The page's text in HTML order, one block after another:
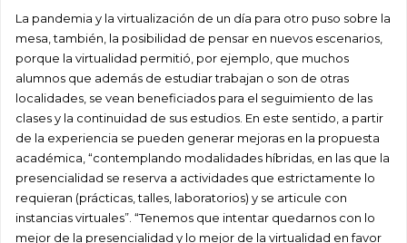
La pandemia y la virtualización de un día para otro puso sobre la
mesa, también, la posibilidad de pensar en nuevos escenarios,
porque la virtualidad permitió, por ejemplo, que muchos
alumnos que además de estudiar trabajan o son de otras
localidades, se vean beneficiados para el seguimiento de las
clases y la continuidad de sus estudios. En este sentido, a partir
de la experiencia se pueden generar mejoras en la propuesta
académica, “contemplando modalidades híbridas, en las que la
presencialidad se reserva a actividades que estrictamente lo
requieran (prácticas, talles, laboratorios) y se articule con
instancias virtuales”. “Tenemos que intentar quedarnos con lo
mejor de la presencialidad y lo mejor de la virtualidad en favor